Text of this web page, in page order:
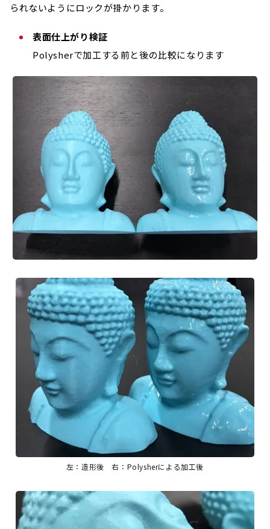
られないようにロックが掛かります。
表面仕上がり検証
Polysherで加工する前と後の比較になります
左：造形後 右：Polysherによる加工後